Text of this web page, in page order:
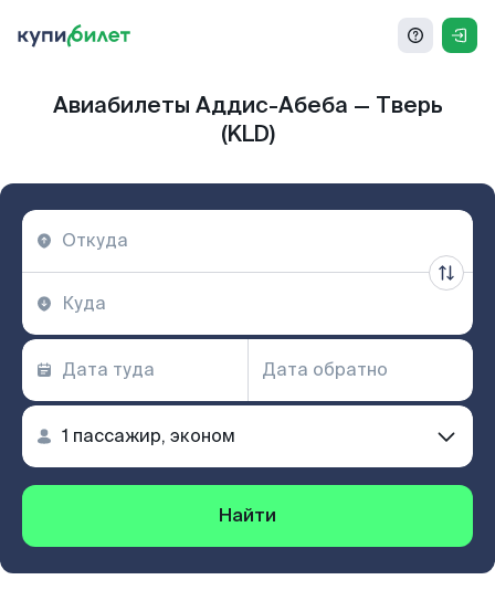
Авиабилеты Аддис-Абеба — Тверь
(KLD)
Найти